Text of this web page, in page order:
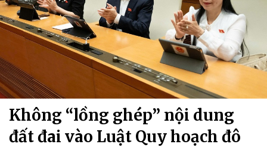
Không “lồng ghép” nội dung
đất đai vào Luật Quy hoạch đô